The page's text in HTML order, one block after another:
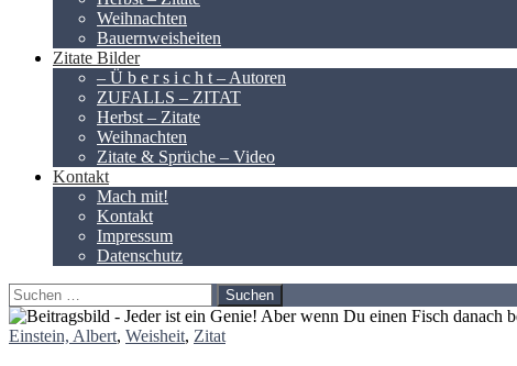
Weihnachten
Bauernweisheiten
Zitate Bilder
– Ü b e r s i c h t – Autoren
ZUFALLS – ZITAT
Herbst – Zitate
Weihnachten
Zitate & Sprüche – Video
Kontakt
Mach mit!
Kontakt
Impressum
Datenschutz
Suchen
nach:
Einstein, Albert, Weisheit, Zitat